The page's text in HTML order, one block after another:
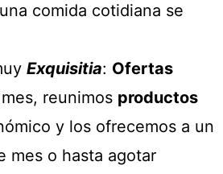
comida cotidiana se
Exquisitia: Ofertas
reunimos productos
y los ofrecemos a un
mes o hasta agotar